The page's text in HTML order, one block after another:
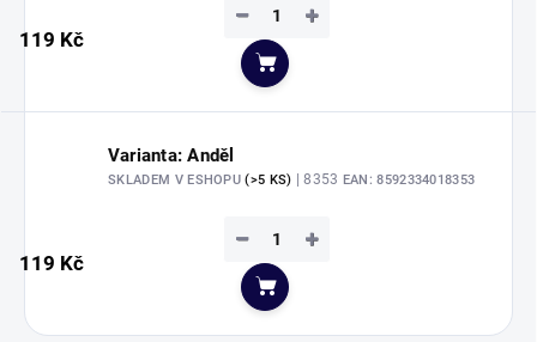
119 Kč
+
−
Do košíku
Varianta: Anděl
SKLADEM V ESHOPU(>5 KS) | 8353 EAN: 8592334018353
119 Kč
+
−
Do košíku